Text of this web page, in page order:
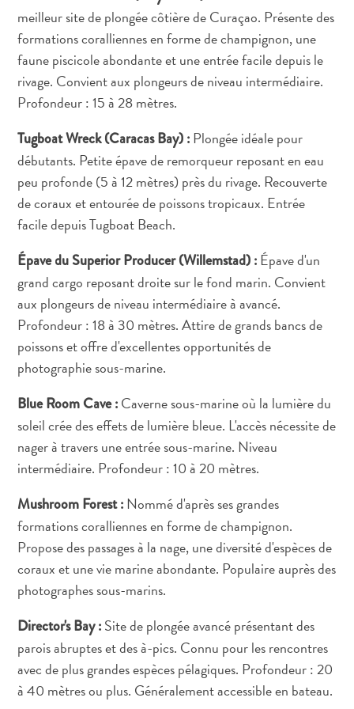
Exigences
de
Pourquoi
Curaçao ?
Croisiere
de
voyage
Bons
plans
Événements
&
Mariages
Réunions
&
meilleur site de plongée côtière de Curaçao. Présente des
formations coralliennes en forme de champignon, une
faune piscicole abondante et une entrée facile depuis le
rivage. Convient aux plongeurs de niveau intermédiaire.
Profondeur : 15 à 28 mètres.
Tugboat Wreck (Caracas Bay) :Plongée idéale pour
débutants. Petite épave de remorqueur reposant en eau
peu profonde (5 à 12 mètres) près du rivage. Recouverte
de coraux et entourée de poissons tropicaux. Entrée
facile depuis Tugboat Beach.
Épave du Superior Producer (Willemstad) :Épave d'un
grand cargo reposant droite sur le fond marin. Convient
aux plongeurs de niveau intermédiaire à avancé.
Profondeur : 18 à 30 mètres. Attire de grands bancs de
poissons et offre d'excellentes opportunités de
photographie sous-marine.
Blue Room Cave :Caverne sous-marine où la lumière du
soleil crée des effets de lumière bleue. L'accès nécessite de
nager à travers une entrée sous-marine. Niveau
intermédiaire. Profondeur : 10 à 20 mètres.
Mushroom Forest :Nommé d'après ses grandes
formations coralliennes en forme de champignon.
Propose des passages à la nage, une diversité d'espèces de
coraux et une vie marine abondante. Populaire auprès des
photographes sous-marins.
Director's Bay :Site de plongée avancé présentant des
parois abruptes et des à-pics. Connu pour les rencontres
avec de plus grandes espèces pélagiques. Profondeur : 20
à 40 mètres ou plus. Généralement accessible en bateau.